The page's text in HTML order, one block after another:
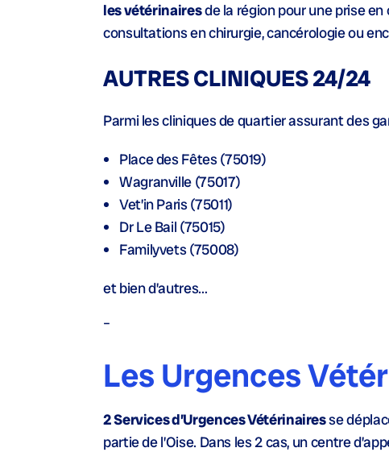
les vétérinairesde la région pour une prise
consultations en chirurgie, cancérologie ou
AUTRES CLINIQUES 24/24
Parmi les cliniques de quartier assurant des
Place des Fêtes (75019)
Wagranville (75017)
Vet’in Paris (75011)
Dr Le Bail (75015)
Familyvets (75008)
et bien d’autres…
–
Les Urgences
2 Services d’Urgences Vétérinairesse
partie de l’Oise. Dans les 2 cas, un centre